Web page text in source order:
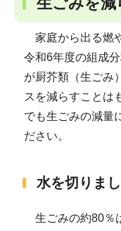
家庭から出る燃
令和6年度の組成
が厨芥類（生ごみ
スを減らすことは
でも生ごみの減量
ださい。
水を切りま
生ごみの約80％